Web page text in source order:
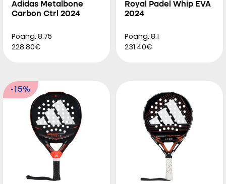
Adidas Metalbone
Carbon Ctrl 2024
Poäng: 8.75
228.80€
Royal Padel Whip EVA
2024
Poäng: 8.1
231.40€
-15%